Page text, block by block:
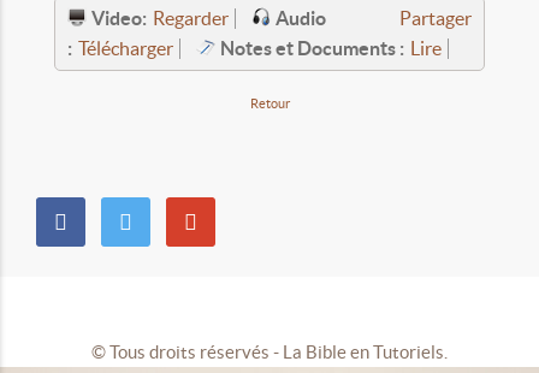
Partager
Video: Regarder
Audio
: Télécharger Notes et Documents : Lire
Retour
© Tous droits réservés - La Bible en Tutoriels.